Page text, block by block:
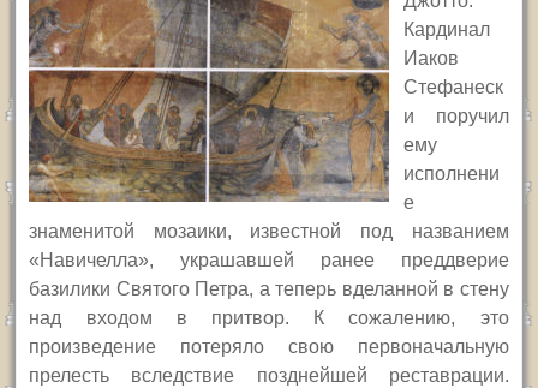
Кардинал
Иаков
Стефанеск
и поручил
ему
исполнени
е
знаменитой мозаики, известной под названием
«Навичелла», украшавшей ранее преддверие
базилики Святого Петра, а теперь вделанной в стену
над входом в притвор. К сожалению, это
произведение потеряло свою первоначальную
прелесть вследствие позднейшей реставрации.